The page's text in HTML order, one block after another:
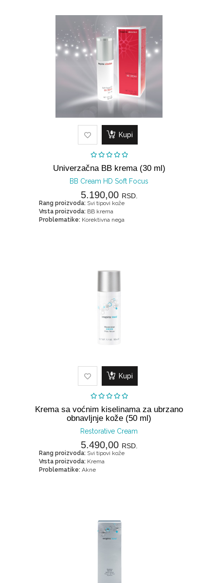
Kupi
Univerzačna BB krema (30 ml)
BB Cream HD Soft Focus
5.190,00 RSD.
Rang proizvoda: Svi tipovi kože
Vrsta proizvoda: BB krema
Problematike: Korektivna nega
Kupi
Krema sa voćnim kiselinama za ubrzano
obnavljnje kože (50 ml)
Restorative Cream
5.490,00 RSD.
Rang proizvoda: Svi tipovi kože
Vrsta proizvoda: Krema
Problematike: Akne